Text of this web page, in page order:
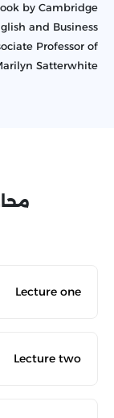
by Cambridge
and Business
Professor of
Satterwhite
Lecture one
Lecture two